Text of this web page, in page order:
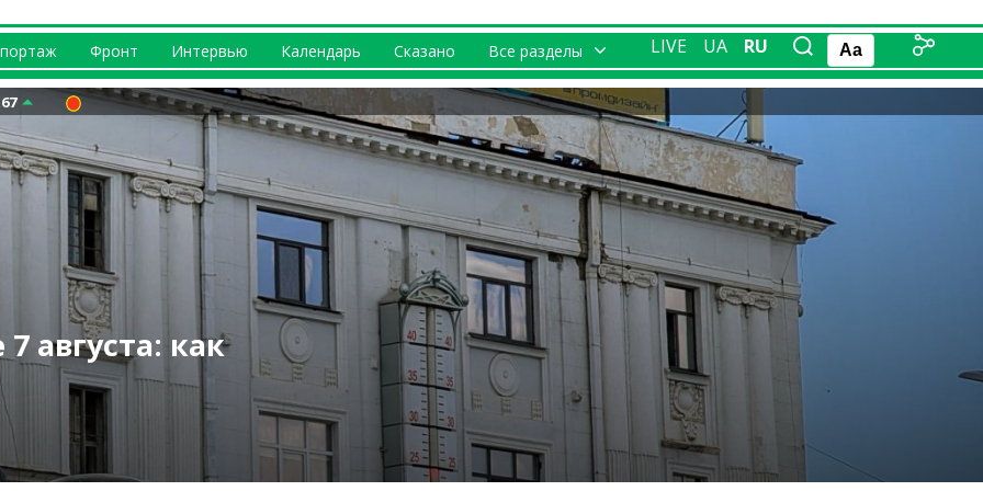
Фронт Интервью Календарь Сказано Все разделы LIVE UA RU Aa
августа: как
происходит
(видео)
домой» —
ТЦК и
оповещения